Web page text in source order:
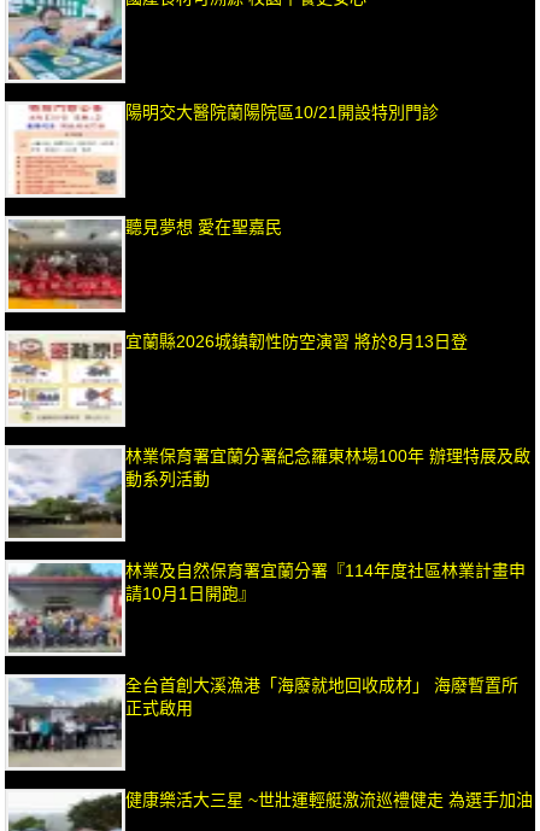
陽明交大醫院蘭陽院區10/21開設特別門診
聽見夢想 愛在聖嘉民
宜蘭縣2026城鎮韌性防空演習 將於8月13日登
林業保育署宜蘭分署紀念羅東林場100年 辦理特展及啟
動系列活動
林業及自然保育署宜蘭分署『114年度社區林業計畫申
請10月1日開跑』
全台首創大溪漁港「海廢就地回收成材」 海廢暫置所
正式啟用
健康樂活大三星 ~世壯運輕艇激流巡禮健走 為選手加油